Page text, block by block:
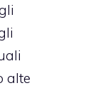
alte